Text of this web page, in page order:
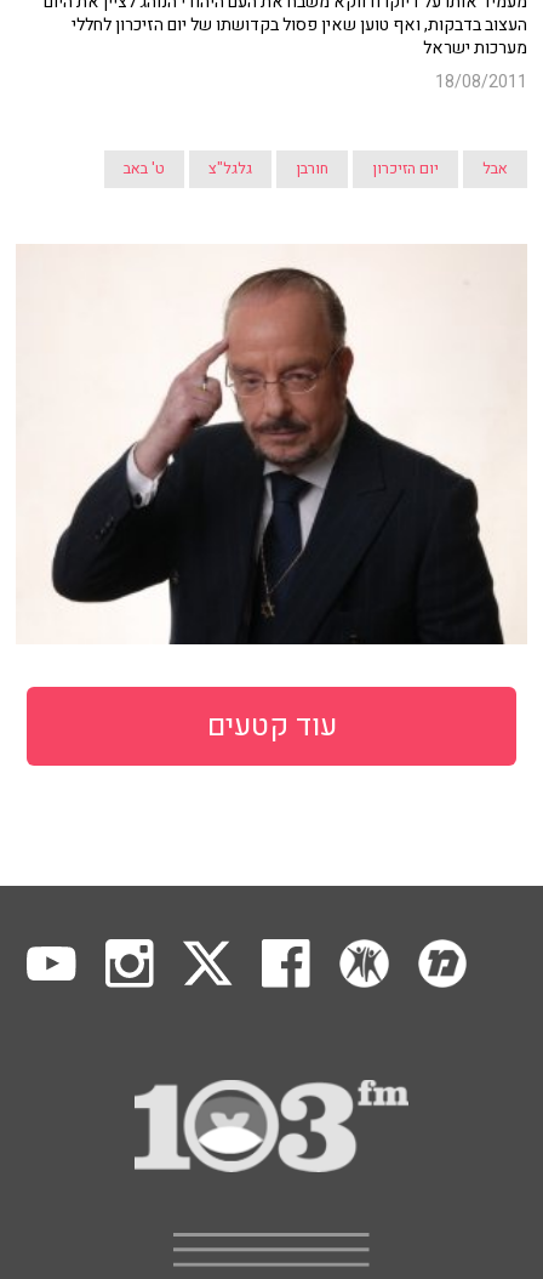
העצוב בדבקות, ואף טוען שאין פסול בקדושתו של יום הזיכרון לחללי
מערכות ישראל
18/08/2011
אבל יום הזיכרון חורבן גלגל"צ ט' באב
עוד קטעים